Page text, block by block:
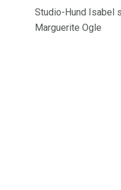
Studio-Hund Isabel
Marguerite Ogle